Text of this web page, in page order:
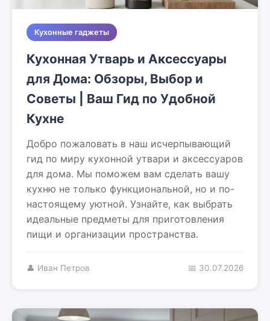
Кухонные гаджеты
Кухонная Утварь и Аксессуары
для Дома: Обзоры, Выбор и
Советы | Ваш Гид по Удобной
Кухне
Добро пожаловать в наш исчерпывающий
гид по миру кухонной утвари и аксессуаров
для дома. Мы поможем вам сделать вашу
кухню не только функциональной, но и по-
настоящему уютной. Узнайте, как выбрать
идеальные предметы для приготовления
пищи и организации пространства.
👤 Иван Петров 📅 30.07.2026